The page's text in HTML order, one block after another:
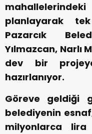
planlayarak
Pazarcık
Yılmazcan, Narlı
dev bir
hazırlanıyor.
Göreve geldiği
belediyenin
milyonlarca